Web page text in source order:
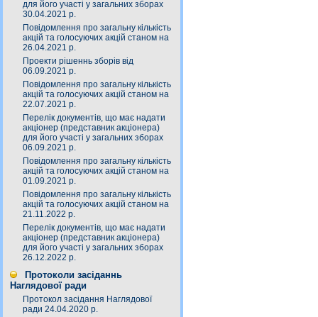
для його участі у загальних зборах
30.04.2021 р.
Повідомлення про загальну кількість
акцій та голосуючих акцій станом на
26.04.2021 р.
Проекти рішеннь зборів від
06.09.2021 р.
Повідомлення про загальну кількість
акцій та голосуючих акцій станом на
22.07.2021 р.
Перелік документів, що має надати
акціонер (представник акціонера)
для його участі у загальних зборах
06.09.2021 р.
Повідомлення про загальну кількість
акцій та голосуючих акцій станом на
01.09.2021 р.
Повідомлення про загальну кількість
акцій та голосуючих акцій станом на
21.11.2022 р.
Перелік документів, що має надати
акціонер (представник акціонера)
для його участі у загальних зборах
26.12.2022 р.
Протоколи засіданнь
Наглядової ради
Протокол засідання Наглядової
ради 24.04.2020 р.